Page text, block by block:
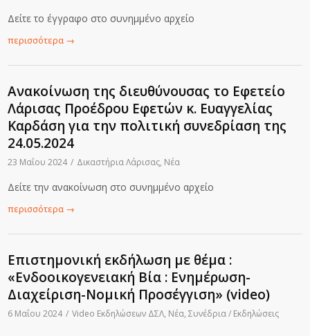
Δείτε το έγγραφο στο συνημμένο αρχείο
περισσότερα →
Ανακοίνωση της διευθύνουσας το Εφετείο
Λάρισας Προέδρου Εφετών κ. Ευαγγελίας
Καρδάση για την πολιτική συνεδρίαση της
24.05.2024
23 Μαΐου 2024 / Δικαστήρια Λάρισας, Νέα
Δείτε την ανακοίνωση στο συνημμένο αρχείο
περισσότερα →
Επιστημονική εκδήλωση με θέμα :
«Ενδοοικογενειακή Βία : Ενημέρωση-
Διαχείριση-Νομική Προσέγγιση» (video)
6 Μαΐου 2024 / Video Εκδηλώσεων ΔΣΛ, Νέα,Συνέδρια / Εκδηλώσεις